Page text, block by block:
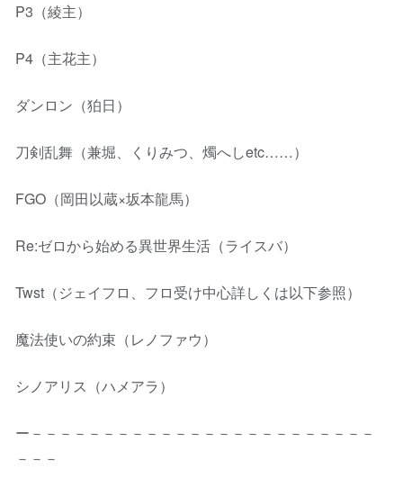
P3（綾主）
P4（主花主）
ダンロン（狛日）
刀剣乱舞（兼堀、くりみつ、燭へしetc……）
FGO（岡田以蔵×坂本龍馬）
Re:ゼロから始める異世界生活（ライスバ）
Twst（ジェイフロ、フロ受け中心詳しくは以下参照）
魔法使いの約束（レノファウ）
シノアリス（ハメアラ）
ー－－－－－－－－－－－－－－－－－－－－－－－－
－－－